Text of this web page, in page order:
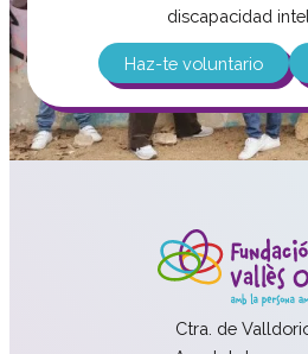
discapacidad
Haz-te voluntario
Ctra. de